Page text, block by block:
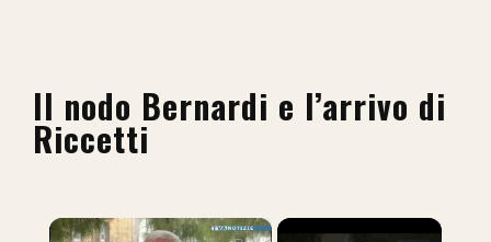
Il nodo Bernardi e l’arrivo di
Riccetti
×